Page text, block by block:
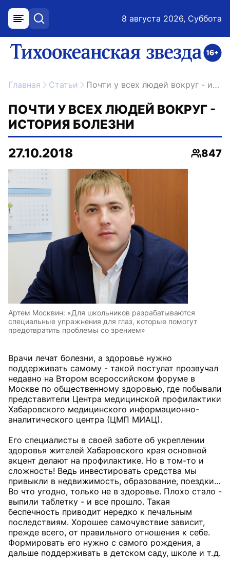
меню поиск 8 августа 2026, Суббота
ссылка на главную
Главная Статьи Почти у всех людей вокруг - история болезни
ПОЧТИ У ВСЕХ ЛЮДЕЙ ВОКРУГ -
ИСТОРИЯ БОЛЕЗНИ
27.10.2018
847
Артем Москвин: «Для школьников разрабатываются
специальные упражнения для глаз, которые помогут
предотвратить проблемы со зрением»
Врачи лечат болезни, а здоровье нужно
поддерживать самому - такой постулат прозвучал
недавно на Втором всероссийском форуме в
Москве по общественному здоровью, где побывали
представители Центра медицинской профилактики
Хабаровского медицинского информационно-
аналитического центра (ЦМП МИАЦ).
Его специалисты в своей заботе об укреплении
здоровья жителей Хабаровского края основной
акцент делают на профилактике. Но в том-то и
сложность! Ведь инвестировать средства мы
привыкли в недвижимость, образование, поездки…
Во что угодно, только не в здоровье. Плохо стало -
выпили таблетку - и все прошло. Такая
беспечность приводит нередко к печальным
последствиям. Хорошее самочувствие зависит,
прежде всего, от правильного отношения к себе.
Формировать его нужно с самого рождения, а
дальше поддерживать в детском саду, школе и т. д.